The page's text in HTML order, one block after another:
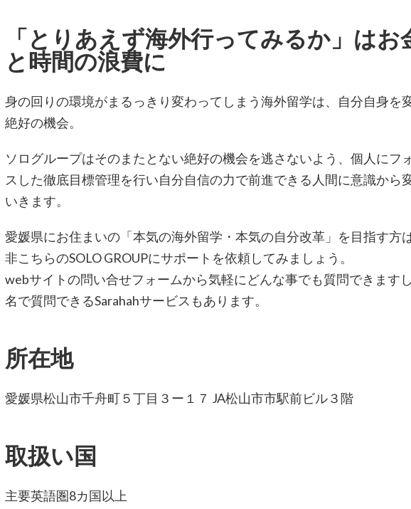
「とりあえず海外行ってみるか」はお
と時間の浪費に
身の回りの環境がまるっきり変わってしまう海外留学は、自分自身を
絶好の機会。
ソログループはそのまたとない絶好の機会を逃さないよう、個人にフ
スした徹底目標管理を行い自分自信の力で前進できる人間に意識から
いきます。
愛媛県にお住まいの「本気の海外留学・本気の自分改革」を目指す方
非こちらのSOLO GROUPにサポートを依頼してみましょう。
webサイトの問い合せフォームから気軽にどんな事でも質問できます
名で質問できるSarahahサービスもあります。
所在地
愛媛県松山市千舟町５丁目３ー１７ JA松山市市駅前ビル３階
取扱い国
主要英語圏8カ国以上